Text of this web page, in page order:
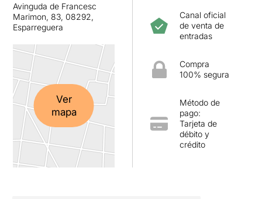
Avinguda de Francesc
Marimon, 83, 08292,
Esparreguera
Ver
mapa
Canal oficial
de venta de
entradas
Compra
100% segura
Método de
pago:
Tarjeta de
débito y
crédito